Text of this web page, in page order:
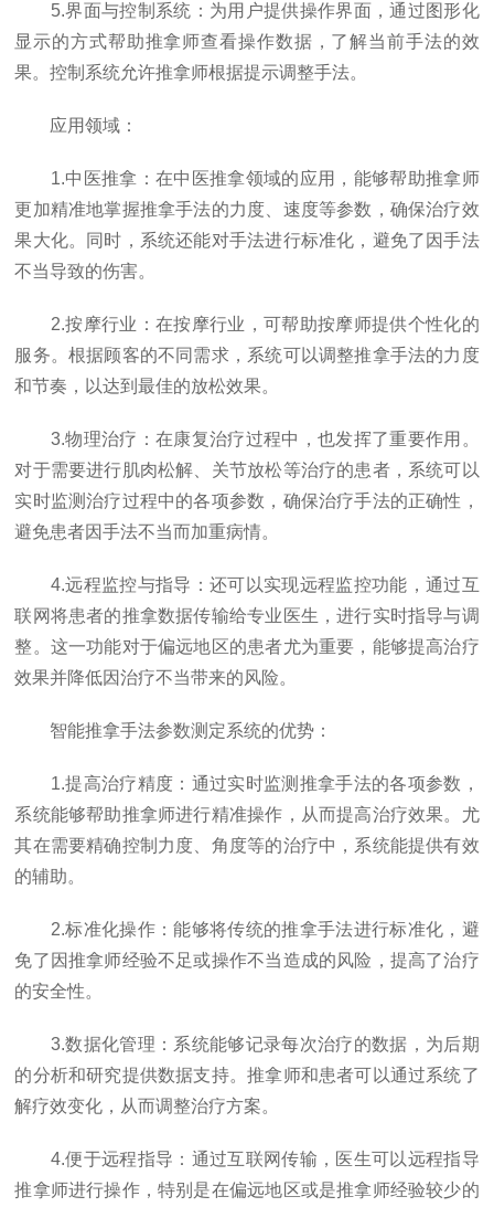
5.界面与控制系统：为用户提供操作界面，通过图形化
显示的方式帮助推拿师查看操作数据，了解当前手法的效
果。控制系统允许推拿师根据提示调整手法。
应用领域：
1.中医推拿：在中医推拿领域的应用，能够帮助推拿师
更加精准地掌握推拿手法的力度、速度等参数，确保治疗效
果大化。同时，系统还能对手法进行标准化，避免了因手法
不当导致的伤害。
2.按摩行业：在按摩行业，可帮助按摩师提供个性化的
服务。根据顾客的不同需求，系统可以调整推拿手法的力度
和节奏，以达到最佳的放松效果。
3.物理治疗：在康复治疗过程中，也发挥了重要作用。
对于需要进行肌肉松解、关节放松等治疗的患者，系统可以
实时监测治疗过程中的各项参数，确保治疗手法的正确性，
避免患者因手法不当而加重病情。
4.远程监控与指导：还可以实现远程监控功能，通过互
联网将患者的推拿数据传输给专业医生，进行实时指导与调
整。这一功能对于偏远地区的患者尤为重要，能够提高治疗
效果并降低因治疗不当带来的风险。
智能推拿手法参数测定系统的优势：
1.提高治疗精度：通过实时监测推拿手法的各项参数，
系统能够帮助推拿师进行精准操作，从而提高治疗效果。尤
其在需要精确控制力度、角度等的治疗中，系统能提供有效
的辅助。
2.标准化操作：能够将传统的推拿手法进行标准化，避
免了因推拿师经验不足或操作不当造成的风险，提高了治疗
的安全性。
3.数据化管理：系统能够记录每次治疗的数据，为后期
的分析和研究提供数据支持。推拿师和患者可以通过系统了
解疗效变化，从而调整治疗方案。
4.便于远程指导：通过互联网传输，医生可以远程指导
推拿师进行操作，特别是在偏远地区或是推拿师经验较少的